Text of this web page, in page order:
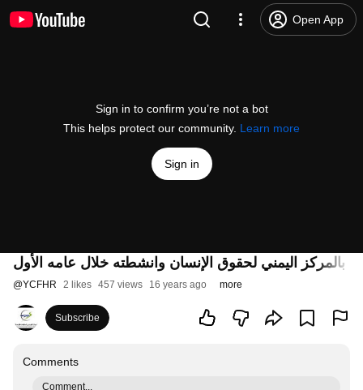
Open App
Sign in to confirm you’re not a bot
This helps protect our community. Learn more
Sign in
بالمركز اليمني لحقوق الإنسان وانشطته خلال عامه الأول
@YCFHR 2 likes 457 views 16 years ago more
Subscribe
Comments
Comment...